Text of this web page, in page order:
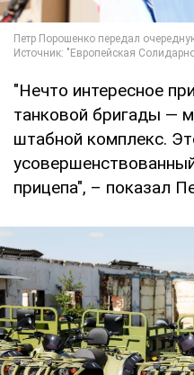
"Нечто интересное
танковой бригады —
штабной комплекс.
прицепа", – показал